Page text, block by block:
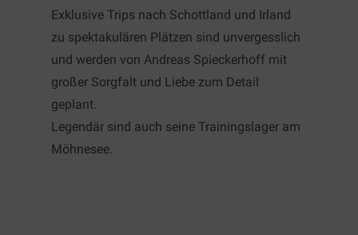
Exklusive Trips nach Schottland und Irland
zu spektakulären Plätzen sind unvergesslich
und werden von Andreas Spieckerhoff mit
großer Sorgfalt und Liebe zum Detail
geplant.
Legendär sind auch seine Trainingslager am
Möhnesee.